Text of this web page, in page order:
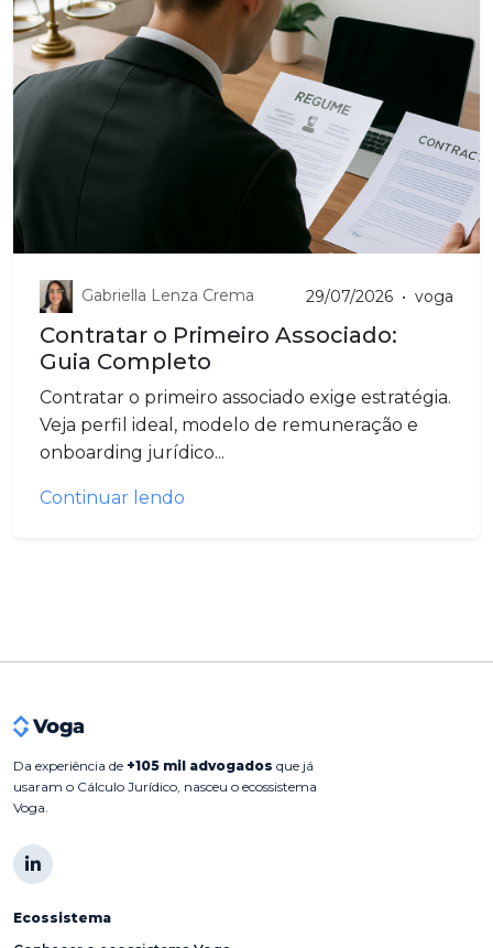
Gabriella Lenza Crema 29/07/2026 • voga
Contratar o Primeiro Associado:
Guia Completo
Contratar o primeiro associado exige estratégia.
Veja perfil ideal, modelo de remuneração e
onboarding jurídico...
Continuar lendo
Da experiência de +105 mil advogados que já
usaram o Cálculo Jurídico, nasceu o ecossistema
Voga.
Ecossistema